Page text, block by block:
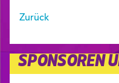
Zurück
SPONSOREN